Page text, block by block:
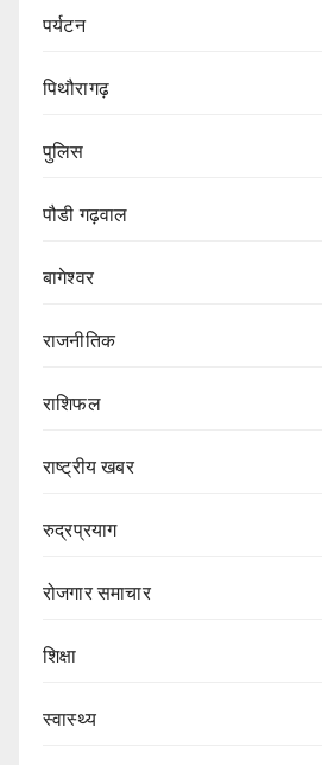
पर्यटन
पिथौरागढ़
पुलिस
पौडी गढ़वाल
बागेश्वर
राजनीतिक
राशिफल
राष्ट्रीय खबर
रुद्रप्रयाग
रोजगार समाचार
शिक्षा
स्वास्थ्य